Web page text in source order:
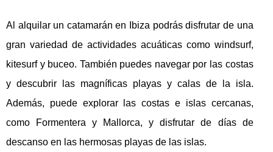
Al alquilar un catamarán en Ibiza podrás disfrutar de una
gran variedad de actividades acuáticas como windsurf,
kitesurf y buceo. También puedes navegar por las costas
y descubrir las magníficas playas y calas de la isla.
Además, puede explorar las costas e islas cercanas,
como Formentera y Mallorca, y disfrutar de días de
descanso en las hermosas playas de las islas.